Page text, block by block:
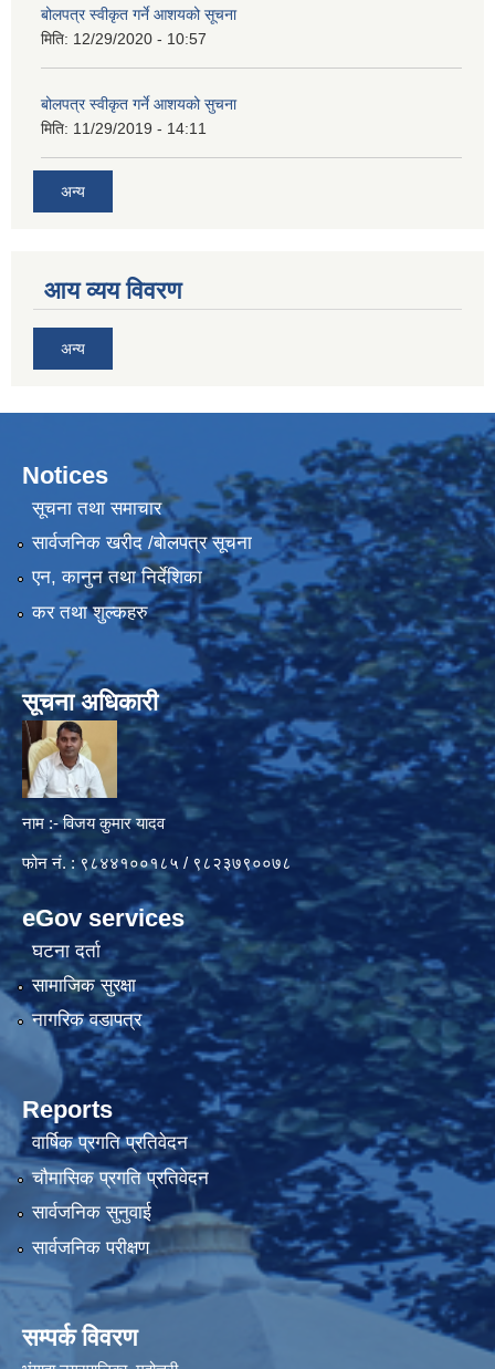
बोलपत्र स्वीकृत गर्ने आशयको सूचना
मिति: 12/29/2020 - 10:57
बोलपत्र स्वीकृत गर्ने आशयको सुचना
मिति: 11/29/2019 - 14:11
अन्य
आय व्यय विवरण
अन्य
Notices
सूचना तथा समाचार
सार्वजनिक खरीद /बोलपत्र सूचना
एन, कानुन तथा निर्देशिका
कर तथा शुल्कहरु
सूचना अधिकारी
नाम :- विजय कुमार यादव
फोन नं. : ९८४४१००१८५ / ९८२३७९००७८
eGov services
घटना दर्ता
सामाजिक सुरक्षा
नागरिक वडापत्र
Reports
वार्षिक प्रगति प्रतिवेदन
चौमासिक प्रगति प्रतिवेदन
सार्वजनिक सुनुवाई
सार्वजनिक परीक्षण
सम्पर्क विवरण